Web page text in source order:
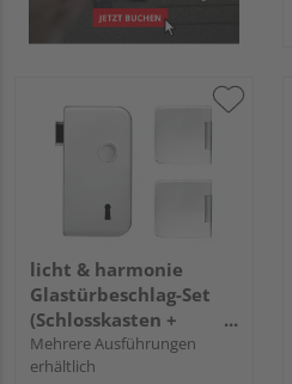
licht & harmonie
Glastürbeschlag-Set
(Schlosskasten +
Bänder) "Rundform
2.0"
Mehrere Ausführungen
erhältlich